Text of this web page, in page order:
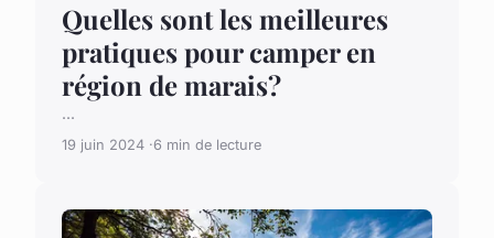
Quelles sont les meilleures
pratiques pour camper en
région de marais?
...
19 juin 2024 6 min de lecture